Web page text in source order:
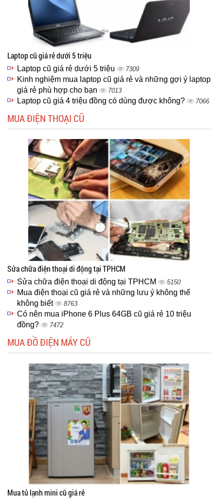
Laptop cũ giá rẻ dưới 5 triệu
Laptop cũ giá rẻ dưới 5 triệu 7309
Kinh nghiệm mua laptop cũ giá rẻ và những gợi ý laptop
giá rẻ phù hợp cho bạn
7013
Laptop cũ giá 4 triệu đồng có dùng được không? 7066
MUA ĐIỆN THOẠI CŨ
Sửa chữa điện thoại di động tại TPHCM
Sửa chữa điện thoại di động tại TPHCM 5150
Mua điện thoại cũ giá rẻ và những lưu ý không thể
không biết
8763
Có nên mua iPhone 6 Plus 64GB cũ giá rẻ 10 triệu
đồng?
7472
MUA ĐỒ ĐIỆN MÁY CŨ
Mua tủ lạnh mini cũ giá rẻ